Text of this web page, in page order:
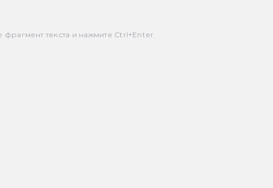
текста и нажмите Ctrl+Enter.